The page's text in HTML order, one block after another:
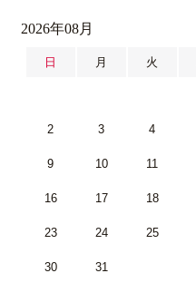
2026年08月
日 月 火
2 3 4
9 10 11
16 17 18
23 24 25
30 31